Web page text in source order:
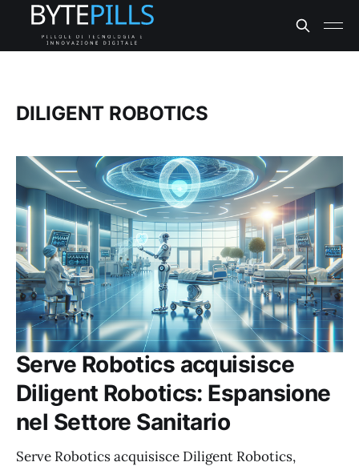
DILIGENT ROBOTICS
Serve Robotics acquisisce
Diligent Robotics: Espansione
nel Settore Sanitario
Serve Robotics acquisisce Diligent Robotics,